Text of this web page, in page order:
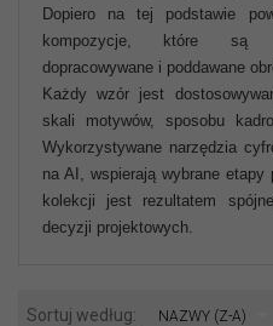
Dopiero na tej podstawie
kompozycje, które są
dopracowywane i poddawane
Każdy wzór jest
skali motywów, sposobu
Wykorzystywane narzędzia
na AI, wspierają wybrane
kolekcji jest rezultatem
decyzji projektowych.
Sortuj według: sortNAZWY (Z-A)